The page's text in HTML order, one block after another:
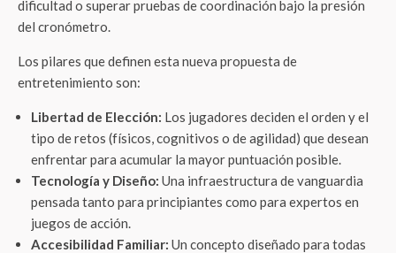
dificultad o superar pruebas de coordinación bajo la presión
del cronómetro.
Los pilares que definen esta nueva propuesta de
entretenimiento son:
Libertad de Elección: Los jugadores deciden el orden y el
tipo de retos (físicos, cognitivos o de agilidad) que desean
enfrentar para acumular la mayor puntuación posible.
Tecnología y Diseño: Una infraestructura de vanguardia
pensada tanto para principiantes como para expertos en
juegos de acción.
Accesibilidad Familiar: Un concepto diseñado para todas